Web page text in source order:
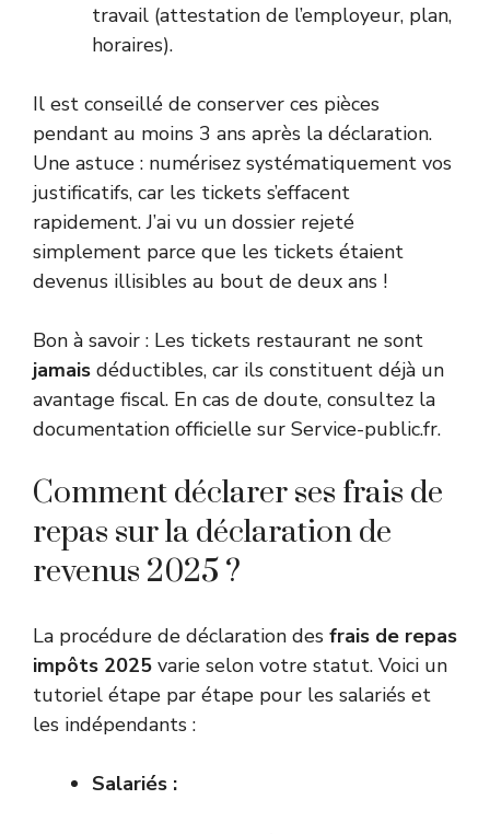
travail (attestation de l’employeur, plan,
horaires).
Il est conseillé de conserver ces pièces
pendant au moins 3 ans après la déclaration.
Une astuce : numérisez systématiquement vos
justificatifs, car les tickets s’effacent
rapidement. J’ai vu un dossier rejeté
simplement parce que les tickets étaient
devenus illisibles au bout de deux ans !
Bon à savoir : Les tickets restaurant ne sont
jamais déductibles, car ils constituent déjà un
avantage fiscal. En cas de doute, consultez la
documentation officielle sur Service-public.fr.
Comment déclarer ses frais de
repas sur la déclaration de
revenus 2025 ?
La procédure de déclaration des frais de repas
impôts 2025 varie selon votre statut. Voici un
tutoriel étape par étape pour les salariés et
les indépendants :
Salariés :